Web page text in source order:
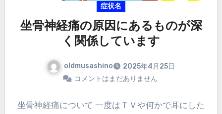
症状名
坐骨神経痛の原因にあるものが深
く関係しています
oldmusashino
2025年4月25日
コメントはまだありません
坐骨神経痛について 一度はＴＶや何かで耳にした